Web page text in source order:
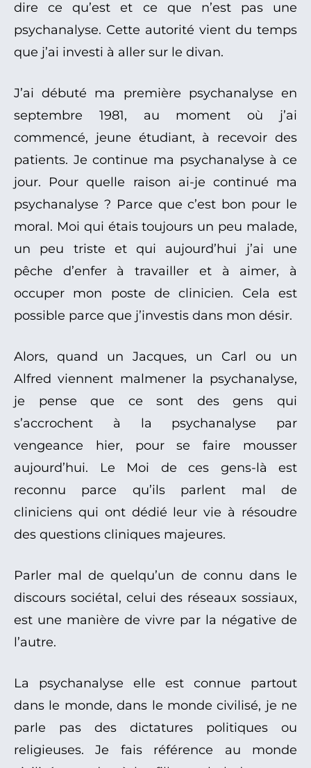
dire ce qu’est et ce que n’est pas une
psychanalyse. Cette autorité vient du temps
que j’ai investi à aller sur le divan.
J’ai débuté ma première psychanalyse en
septembre 1981, au moment où j’ai
commencé, jeune étudiant, à recevoir des
patients. Je continue ma psychanalyse à ce
jour. Pour quelle raison ai-je continué ma
psychanalyse ? Parce que c’est bon pour le
moral. Moi qui étais toujours un peu malade,
un peu triste et qui aujourd’hui j’ai une
pêche d’enfer à travailler et à aimer, à
occuper mon poste de clinicien. Cela est
possible parce que j’investis dans mon désir.
Alors, quand un Jacques, un Carl ou un
Alfred viennent malmener la psychanalyse,
je pense que ce sont des gens qui
s’accrochent à la psychanalyse par
vengeance hier, pour se faire mousser
aujourd’hui. Le Moi de ces gens-là est
reconnu parce qu’ils parlent mal de
cliniciens qui ont dédié leur vie à résoudre
des questions cliniques majeures.
Parler mal de quelqu’un de connu dans le
discours sociétal, celui des réseaux sossiaux,
est une manière de vivre par la négative de
l’autre.
La psychanalyse elle est connue partout
dans le monde, dans le monde civilisé, je ne
parle pas des dictatures politiques ou
religieuses. Je fais référence au monde